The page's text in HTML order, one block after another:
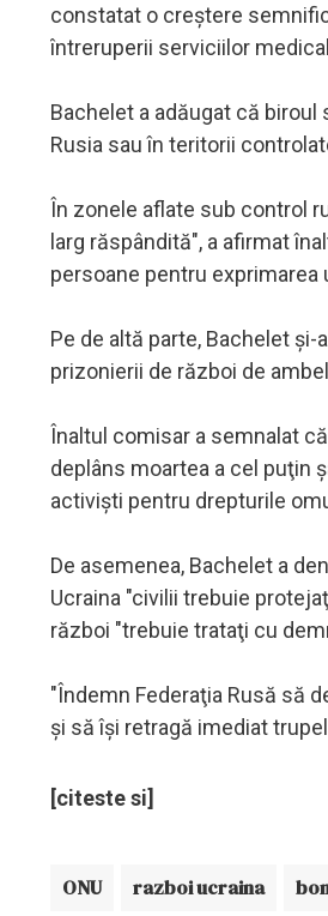
constatat o creştere
întreruperii serviciilor
Bachelet a adăugat că
Rusia sau în teritorii
În zonele aflate sub control
larg răspândită", a afirmat
persoane pentru
Pe de altă parte, Bachelet
prizonierii de război de
Înaltul comisar a semnalat
deplâns moartea a cel puţin
activişti pentru drepturile
De asemenea, Bachelet a
Ucraina "civilii trebuie
război "trebuie trataţi cu
"Îndemn Federaţia Rusă să
şi să îşi retragă imediat
[citeste si]
ONU razboi ucraina